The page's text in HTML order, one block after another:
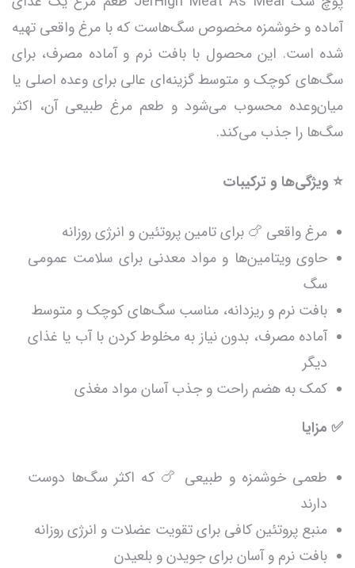
آماده و خوشمزه مخصوص سگ‌هاست که با مرغ واقعی تهیه
شده است. این محصول با بافت نرم و آماده مصرف، برای
سگ‌های کوچک و متوسط گزینه‌ای عالی برای وعده اصلی یا
میان‌وعده محسوب می‌شود و طعم مرغ طبیعی آن، اکثر
سگ‌ها را جذب می‌کند.
⭐ ویژگی‌ها و ترکیبات
مرغ واقعی 🍗 برای تامین پروتئین و انرژی روزانه
حاوی ویتامین‌ها و مواد معدنی برای سلامت عمومی
سگ
بافت نرم و ریزدانه، مناسب سگ‌های کوچک و متوسط
آماده مصرف، بدون نیاز به مخلوط کردن با آب یا غذای
دیگر
کمک به هضم راحت و جذب آسان مواد مغذی
✅ مزایا
طعمی خوشمزه و طبیعی 🍗 که اکثر سگ‌ها دوست
دارند
منبع پروتئین کافی برای تقویت عضلات و انرژی روزانه
بافت نرم و آسان برای جویدن و بلعیدن